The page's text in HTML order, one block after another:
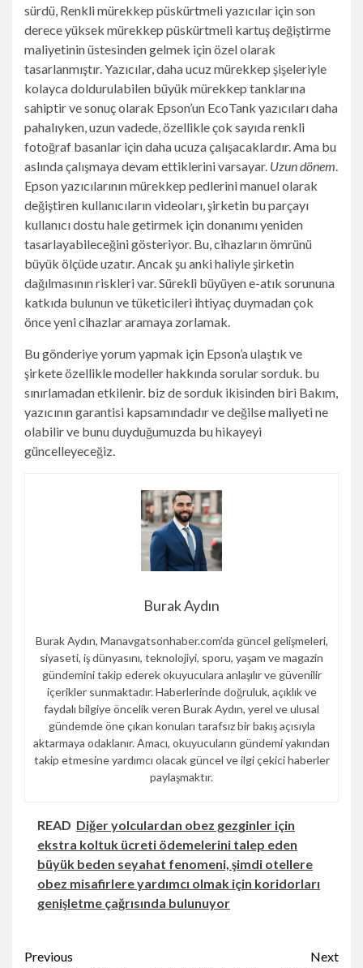
sürdü, Renkli mürekkep püskürtmeli yazıcılar için son
derece yüksek mürekkep püskürtmeli kartuş değiştirme
maliyetinin üstesinden gelmek için özel olarak
tasarlanmıştır. Yazıcılar, daha ucuz mürekkep şişeleriyle
kolayca doldurulabilen büyük mürekkep tanklarına
sahiptir ve sonuç olarak Epson’un EcoTank yazıcıları daha
pahalıyken, uzun vadede, özellikle çok sayıda renkli
fotoğraf basanlar için daha ucuza çalışacaklardır. Ama bu
aslında çalışmaya devam ettiklerini varsayar. Uzun dönem
Epson yazıcılarının mürekkep pedlerini manuel olarak
değiştiren kullanıcıların videoları, şirketin bu parçayı
kullanıcı dostu hale getirmek için donanımı yeniden
tasarlayabileceğini gösteriyor. Bu, cihazların ömrünü
büyük ölçüde uzatır. Ancak şu anki haliyle şirketin
dağılmasının riskleri var. Sürekli büyüyen e-atık sorununa
katkıda bulununve tüketicileri ihtiyaç duymadan çok
önce yeni cihazlar aramaya zorlamak.
Bu gönderiye yorum yapmak için Epson’a ulaştık ve
şirkete özellikle modeller hakkında sorular sorduk. bu
sınırlamadan etkilenir. biz de sorduk ikisinden biri Bakım,
yazıcının garantisi kapsamındadır ve değilse maliyeti ne
olabilir ve bunu duyduğumuzda bu hikayeyi
güncelleyeceğiz
Burak Aydın
Burak Aydın, Manavgatsonhaber.com’da güncel gelişmeleri,
siyaseti, iş dünyasını, teknolojiyi, sporu, yaşam ve magazin
gündemini takip ederek okuyuculara anlaşılır ve güvenilir
içerikler sunmaktadır. Haberlerinde doğruluk, açıklık ve
faydalı bilgiye öncelik veren Burak Aydın, yerel ve ulusal
gündemde öne çıkan konuları tarafsız bir bakış açısıyla
aktarmaya odaklanır. Amacı, okuyucuların gündemi yakından
takip etmesine yardımcı olacak güncel ve ilgi çekici haberler
paylaşmaktır.
READ Diğer yolculardan obez gezginler için
ekstra koltuk ücreti ödemelerini talep eden
büyük beden seyahat fenomeni, şimdi otellere
obez misafirlere yardımcı olmak için koridorları
genişletme çağrısında bulunuyor
Continue
Previous
Next